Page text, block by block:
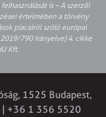
is – A szerzői
értelmében a törvény
piacairól szóló európai
2019/790 Irányelve) 4. cikke
Kft.
1525 Budapest,
+36 1 356 5520